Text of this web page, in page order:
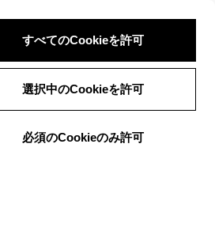
すべてのCookieを許可
選択中のCookieを許可
必須のCookieのみ許可
ログイン 検索 メニュー
ヤングタイマーラヴァー